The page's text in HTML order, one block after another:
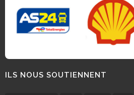
ILS NOUS SOUTIENNENT